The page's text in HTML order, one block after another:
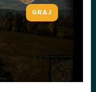
GRAJ